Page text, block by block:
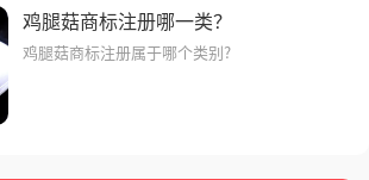
鸡腿菇商标注册哪一类？
鸡腿菇商标注册属于哪个类别?